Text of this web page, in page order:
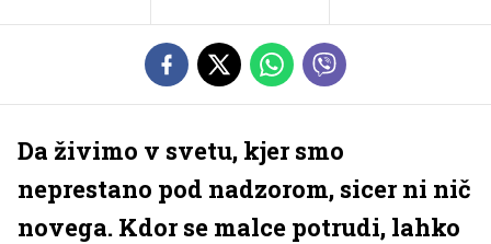
Da živimo v svetu, kjer smo
neprestano pod nadzorom, sicer ni nič
novega. Kdor se malce potrudi, lahko